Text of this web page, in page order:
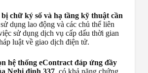
chữ ký số và hạ tầng kỹ thuật cần
dụng lao động và các chủ thể liên
sử dụng dịch vụ cấp dấu thời gian
luật về giao dịch điện tử.
hệ thống eContract đáp ứng đầy